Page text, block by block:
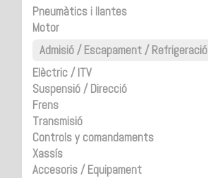
Pneumàtics i llantes
Motor
Admisió / Escapament / Refrigeració
Elèctric / ITV
Suspensió / Direcció
Frens
Transmisió
Controls y comandaments
Xassís
Accesoris / Equipament